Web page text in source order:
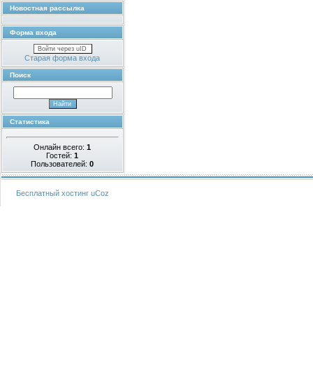
Новостная рассылка
Форма входа
Войти через uID
Старая форма входа
Поиск
Статистика
Онлайн всего:1
Гостей:1
Пользователей:0
Бесплатный хостинг uCoz